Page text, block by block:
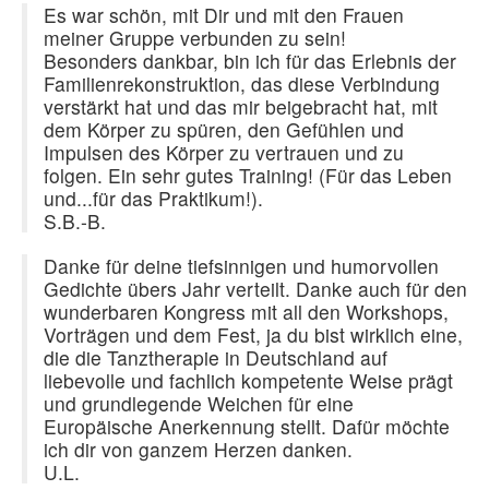
Es war schön, mit Dir und mit den Frauen
meiner Gruppe verbunden zu sein!
Besonders dankbar, bin ich für das Erlebnis der
Familienrekonstruktion, das diese Verbindung
verstärkt hat und das mir beigebracht hat, mit
dem Körper zu spüren, den Gefühlen und
Impulsen des Körper zu vertrauen und zu
folgen. Ein sehr gutes Training! (Für das Leben
und...für das Praktikum!).
S.B.-B.
Danke für deine tiefsinnigen und humorvollen
Gedichte übers Jahr verteilt. Danke auch für den
wunderbaren Kongress mit all den Workshops,
Vorträgen und dem Fest, ja du bist wirklich eine,
die die Tanztherapie in Deutschland auf
liebevolle und fachlich kompetente Weise prägt
und grundlegende Weichen für eine
Europäische Anerkennung stellt. Dafür möchte
ich dir von ganzem Herzen danken.
U.L.